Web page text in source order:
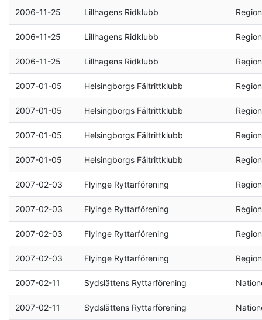
2006-11-25 Lillhagens Ridklubb
2006-11-25 Lillhagens Ridklubb
2006-11-25 Lillhagens Ridklubb
2007-01-05 Helsingborgs Fältrittklubb
2007-01-05 Helsingborgs Fältrittklubb
2007-01-05 Helsingborgs Fältrittklubb
2007-01-05 Helsingborgs Fältrittklubb
2007-02-03 Flyinge Ryttarförening
2007-02-03 Flyinge Ryttarförening
2007-02-03 Flyinge Ryttarförening
2007-02-03 Flyinge Ryttarförening
2007-02-11 Sydslättens Ryttarförening
2007-02-11 Sydslättens Ryttarförening